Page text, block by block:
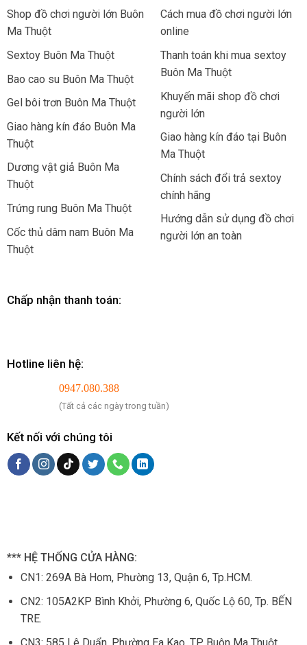
Shop đồ chơi người lớn Buôn
Ma Thuột
Sextoy Buôn Ma Thuột
Bao cao su Buôn Ma Thuột
Gel bôi trơn Buôn Ma Thuột
Giao hàng kín đáo Buôn Ma
Thuột
Dương vật giả Buôn Ma
Thuột
Trứng rung Buôn Ma Thuột
Cốc thủ dâm nam Buôn Ma
Thuột
Cách mua đồ chơi người lớn
online
Thanh toán khi mua sextoy
Buôn Ma Thuột
Khuyến mãi shop đồ chơi
người lớn
Giao hàng kín đáo tại Buôn
Ma Thuột
Chính sách đổi trả sextoy
chính hãng
Hướng dẫn sử dụng đồ chơi
người lớn an toàn
Chấp nhận thanh toán:
Hotline liên hệ:
0947.080.388
(Tất cả các ngày trong tuần)
Kết nối với chúng tôi
*** HỆ THỐNG CỬA HÀNG:
CN1:269A Bà Hom, Phường 13, Quận 6, Tp.HCM.
CN2: 105A2KP Bình Khởi, Phường 6, Quốc Lộ 60, Tp. BẾN
TRE.
CN3: 585 Lê Duẩn, Phường Ea Kao, TP. Buôn Ma Thuột.